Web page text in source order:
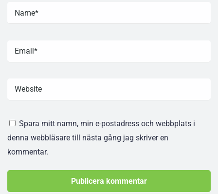
Spara mitt namn, min e-postadress och webbplats i
denna webbläsare till nästa gång jag skriver en
kommentar.